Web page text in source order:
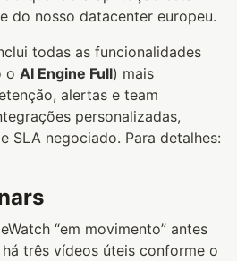
do nosso datacenter europeu.
todas as funcionalidades
o AI Engine Full) mais
alertas e team
personalizadas,
SLA negociado. Para detalhes:
“em movimento” antes
três vídeos úteis conforme o